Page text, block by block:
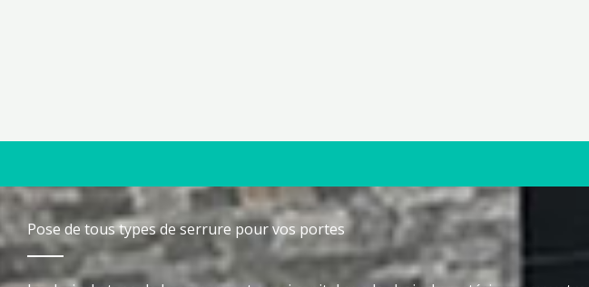
Pose de tous types de serrure pour vos portes